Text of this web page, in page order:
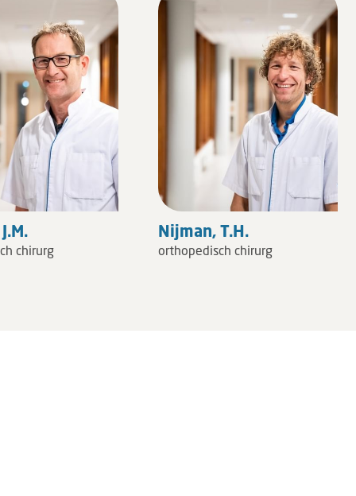
chirurg
Nijman, T.H.
orthopedisch chirurg